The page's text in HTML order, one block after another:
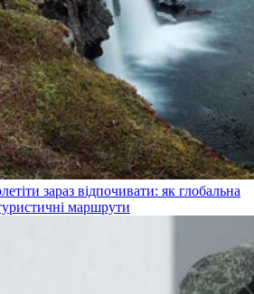
зараз відпочивати: як глобальна
маршрути